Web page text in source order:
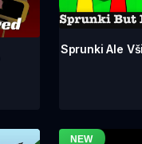
Sprunki Ale